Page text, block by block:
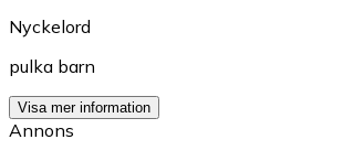
Nyckelord
pulka barn
Visa mer information
Annons